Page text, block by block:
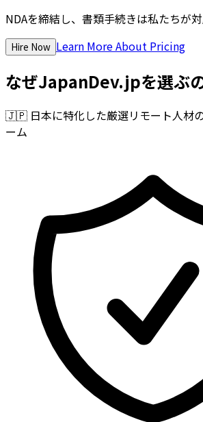
NDAを締結し、書類手続きは私たちが対
Hire Now Learn More About Pricing
なぜJapanDev.jpを選ぶ
🇯🇵 日本に特化した厳選リモート人材
ーム